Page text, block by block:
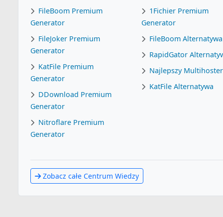
FileBoom Premium
Generator
FileJoker Premium
Generator
KatFile Premium
Generator
DDownload Premium
Generator
Nitroflare Premium
Generator
1Fichier Premium
Generator
FileBoom Alternatywa
RapidGator
Najlepszy Multihoster
KatFile Alternatywa
Zobacz całe Centrum Wiedzy